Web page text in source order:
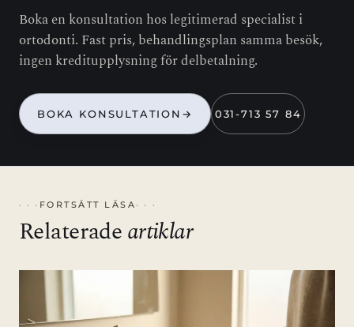
Boka en konsultation hos legitimerad specialist i
ortodonti. Fast pris, behandlingsplan samma besök,
ingen kreditupplysning för delbetalning.
BOKA KONSULTATION → 031-713 57 84
FORTSÄTT LÄSA
Relateradeartiklar